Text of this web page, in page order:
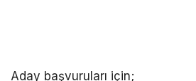
Aday başvuruları için;